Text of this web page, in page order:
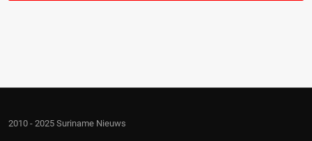
2010 - 2025 Suriname Nieuws